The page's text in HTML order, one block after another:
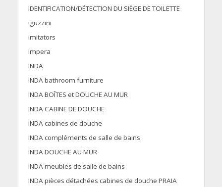
IDENTIFICATION/DÉTECTION DU SIÈGE DE TOILETTE
iguzzini
imitators
Impera
INDA
INDA bathroom furniture
INDA BOÎTES et DOUCHE AU MUR
INDA CABINE DE DOUCHE
INDA cabines de douche
INDA compléments de salle de bains
INDA DOUCHE AU MUR
INDA meubles de salle de bains
INDA pièces détachées cabines de douche PRAIA